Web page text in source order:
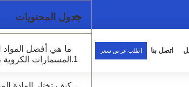
اتصل بنا اطلب عرض سعر
جدول المحتويات
ما هي أفضل
المسمارات الكروية